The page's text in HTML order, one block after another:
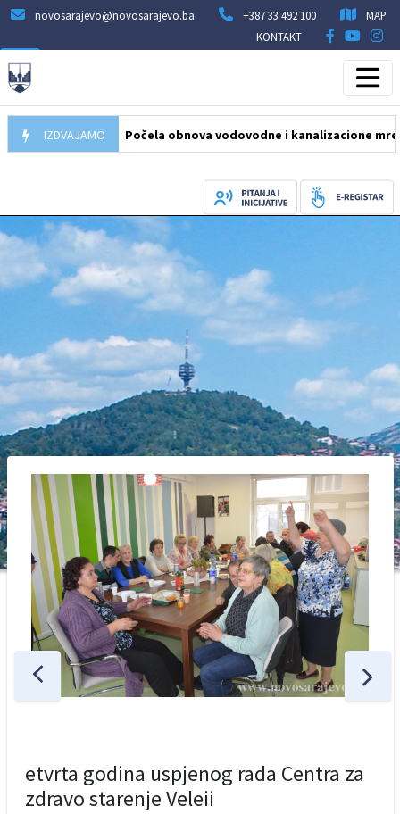
novosarajevo@novosarajevo.ba +387 33 492 100
MAP
KONTAKT
IZDVAJAMO
05.08.2026 Počela obnova vodovodne i kanalizacione mreže u
etvrta godina uspjenog rada Centra za
zdravo starenje Veleii